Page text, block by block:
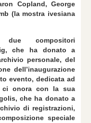
Copland, George
(la mostra ivesiana
compositori
che ha donato a
personale, del
dell’inaugurazione
evento, dedicata ad
ci onora con la sua
che ha donato a
di registrazioni,
speciale